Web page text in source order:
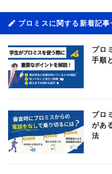
プロミスに関する新着記事
プロ
手順
プロ
があ
法